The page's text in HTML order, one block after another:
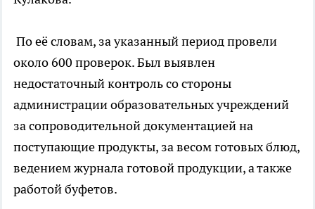
По её словам, за указанный период провели
около 600 проверок. Был выявлен
недостаточный контроль со стороны
администрации образовательных учреждений
за сопроводительной документацией на
поступающие продукты, за весом готовых блюд,
ведением журнала готовой продукции, а также
работой буфетов.